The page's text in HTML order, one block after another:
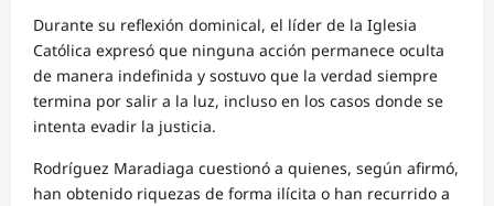
Durante su reflexión dominical, el líder de la Iglesia
Católica expresó que ninguna acción permanece oculta
de manera indefinida y sostuvo que la verdad siempre
termina por salir a la luz, incluso en los casos donde se
intenta evadir la justicia.
Rodríguez Maradiaga cuestionó a quienes, según afirmó,
han obtenido riquezas de forma ilícita o han recurrido a